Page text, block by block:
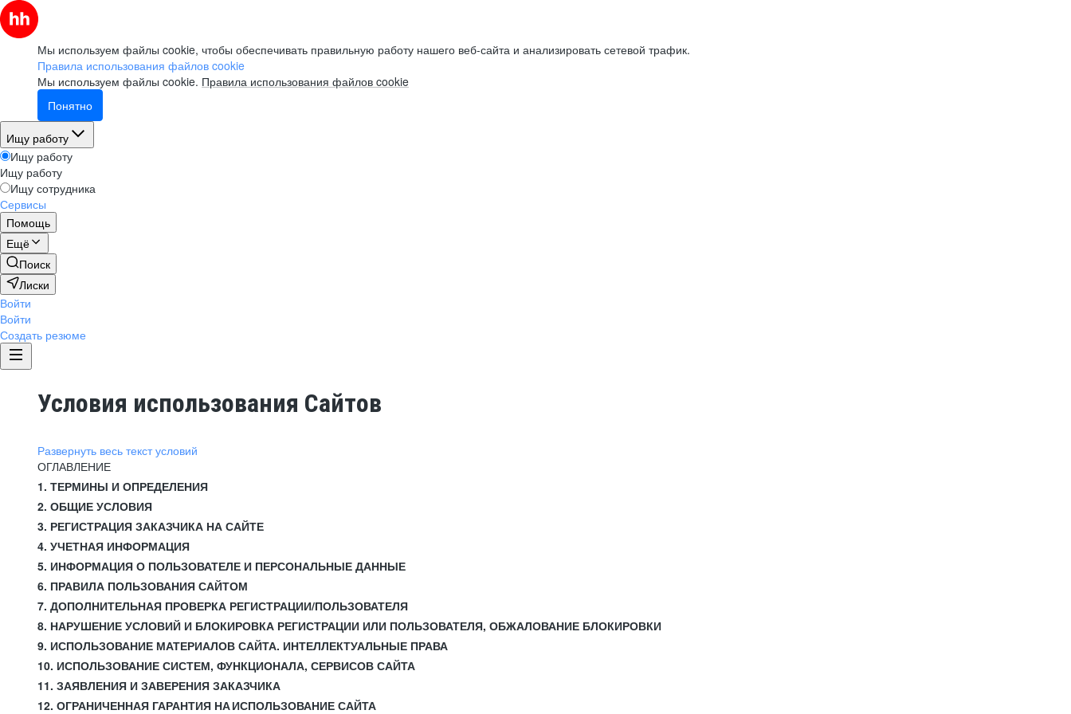
Мы используем файлы cookie, чтобы обеспечивать правильную работу нашего веб-сайта и анализировать сетевой трафик.
Правила использования файлов cookie
Мы используем файлы cookie. Правила использования файлов cookie
Понятно
Ищу работу
Ищу работу
Ищу работу
Ищу сотрудника
Сервисы
Помощь
Ещё
Поиск
Лиски
Войти
Войти
Создать резюме
Условия использования Сайтов
Развернуть весь текст условий
ОГЛАВЛЕНИЕ
1. ТЕРМИНЫ И ОПРЕДЕЛЕНИЯ
2. ОБЩИЕ УСЛОВИЯ
3. РЕГИСТРАЦИЯ ЗАКАЗЧИКА НА САЙТЕ
4. УЧЕТНАЯ ИНФОРМАЦИЯ
5. ИНФОРМАЦИЯ О ПОЛЬЗОВАТЕЛЕ И ПЕРСОНАЛЬНЫЕ ДАННЫЕ
6. ПРАВИЛА ПОЛЬЗОВАНИЯ САЙТОМ
7. ДОПОЛНИТЕЛЬНАЯ ПРОВЕРКА РЕГИСТРАЦИИ/ПОЛЬЗОВАТЕЛЯ
8. НАРУШЕНИЕ УСЛОВИЙ И БЛОКИРОВКА РЕГИСТРАЦИИ ИЛИ ПОЛЬЗОВАТЕЛЯ, ОБЖАЛОВАНИЕ БЛОКИРОВКИ
9. ИСПОЛЬЗОВАНИЕ МАТЕРИАЛОВ САЙТА. ИНТЕЛЛЕКТУАЛЬНЫЕ ПРАВА
10. ИСПОЛЬЗОВАНИЕ СИСТЕМ, ФУНКЦИОНАЛА, СЕРВИСОВ САЙТА
11. ЗАЯВЛЕНИЯ И ЗАВЕРЕНИЯ ЗАКАЗЧИКА
12. ОГРАНИЧЕННАЯ ГАРАНТИЯ НА ИСПОЛЬЗОВАНИЕ САЙТА